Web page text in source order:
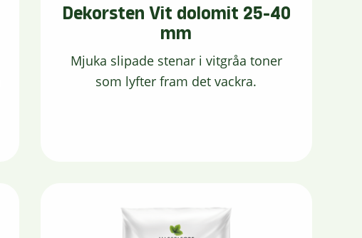
Dekorsten Vit dolomit 25-40
mm
Mjuka slipade stenar i vitgråa toner
som lyfter fram det vackra.